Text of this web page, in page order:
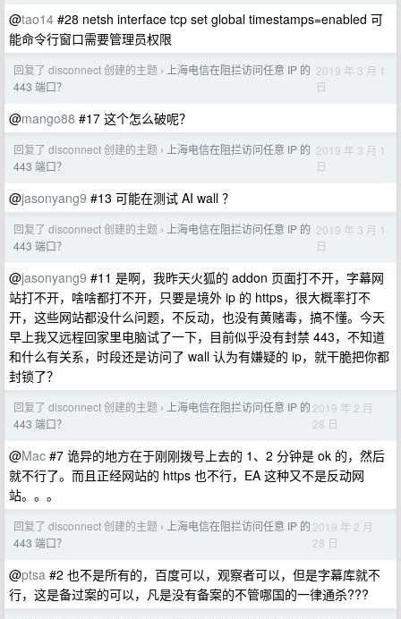
@tao14 #28 netsh interface tcp set global timestamps=enabled 可
能命令行窗口需要管理员权限
回复了 disconnect 创建的主题 ›
上海电信在阻拦访问任意 IP 的
443 端口？
2019 年 3 月 1
日
@mango88 #17 这个怎么破呢？
回复了 disconnect 创建的主题 ›
上海电信在阻拦访问任意 IP 的
443 端口？
2019 年 3 月 1
日
@jasonyang9 #13 可能在测试 AI wall ？
回复了 disconnect 创建的主题 ›
上海电信在阻拦访问任意 IP 的
443 端口？
2019 年 3 月 1
日
@jasonyang9 #11 是啊，我昨天火狐的 addon 页面打不开，字幕网
站打不开，啥啥都打不开，只要是境外 ip 的 https，很大概率打不
开，这些网站都没什么问题，不反动，也没有黄赌毒，搞不懂。今天
早上我又远程回家里电脑试了一下，目前似乎没有封禁 443，不知道
和什么有关系，时段还是访问了 wall 认为有嫌疑的 ip，就干脆把你都
封锁了？
回复了 disconnect 创建的主题 ›
上海电信在阻拦访问任意 IP 的
443 端口？
2019 年 2 月
28 日
@Mac #7 诡异的地方在于刚刚拨号上去的 1、2 分钟是 ok 的，然后
就不行了。而且正经网站的 https 也不行，EA 这种又不是反动网
站。。。
回复了 disconnect 创建的主题 ›
上海电信在阻拦访问任意 IP 的
443 端口？
2019 年 2 月
28 日
@ptsa #2 也不是所有的，百度可以，观察者可以，但是字幕库就不
行，这是备过案的可以，凡是没有备案的不管哪国的一律通杀???